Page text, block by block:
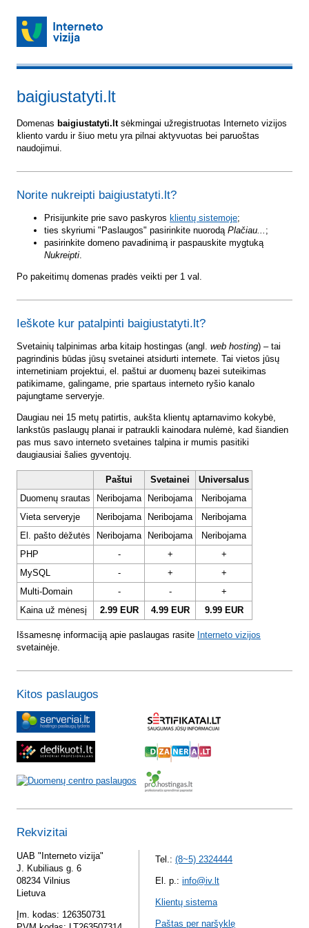
baigiustatyti.lt
Domenas baigiustatyti.ltsėkmingai užregistruotas Interneto vizijos
kliento vardu ir šiuo metu yra pilnai aktyvuotas bei paruoštas
naudojimui.
Norite nukreipti baigiustatyti.lt?
Prisijunkite prie savo paskyros klientų sistemoje;
ties skyriumi "Paslaugos" pasirinkite nuorodą Plačiau... ;
pasirinkite domeno pavadinimą ir paspauskite mygtuką
Nukreipti.
Po pakeitimų domenas pradės veikti per 1 val.
Ieškote kur patalpinti baigiustatyti.lt?
Svetainių talpinimas arba kitaip hostingas (angl. web hosting) – tai
pagrindinis būdas jūsų svetainei atsidurti internete. Tai vietos jūsų
internetiniam projektui, el. paštui ar duomenų bazei suteikimas
patikimame, galingame, prie spartaus interneto ryšio kanalo
pajungtame serveryje.
Daugiau nei 15 metų patirtis, aukšta klientų aptarnavimo kokybė,
lankstūs paslaugų planai ir patraukli kainodara nulėmė, kad šiandien
pas mus savo interneto svetaines talpina ir mumis pasitiki
daugiausiai šalies gyventojų.
Paštui Svetainei
Universalus
Duomenų srautas
Neribojama Neribojama
Neribojama
Vieta serveryje
Neribojama Neribojama
Neribojama
El. pašto dėžutės
Neribojama Neribojama
Neribojama
PHP
- +
+
MySQL
- +
+
Multi-Domain
- -
+
Kaina už mėnesį
2.99 EUR 4.99 EUR 9.99 EUR
Išsamesnę informaciją apie paslaugas rasite Interneto vizijos
svetainėje.
Kitos paslaugos
Rekvizitai
UAB "Interneto vizija"
J. Kubiliaus g. 6
08234 Vilnius
Lietuva
Įm. kodas: 126350731
Tel.: (8~5) 2324444
El. p.: info@iv.lt
Klientų sistema
Paštas per naršyklę